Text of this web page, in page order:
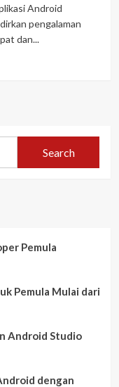
Android
pengalaman
dan...
Search
Pemula
Pemula Mulai dari
Android Studio
dengan